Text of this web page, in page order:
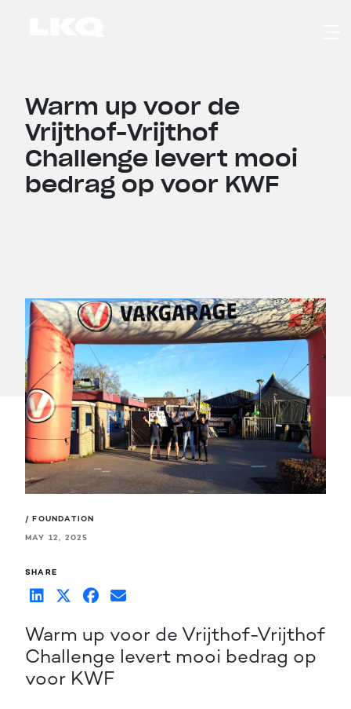
Warm up voor de
Vrijthof-Vrijthof
Challenge levert mooi
bedrag op voor KWF
/ FOUNDATION
MAY 12, 2025
SHARE
Warm up voor de Vrijthof-Vrijthof
Challenge levert mooi bedrag op
voor KWF